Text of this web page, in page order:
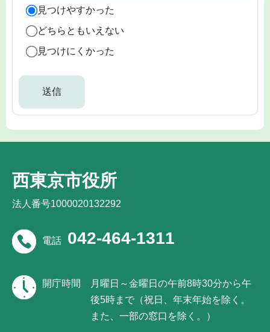
見つけやすかった
どちらともいえない
見つけにくかった
西東京市役所
法人番号1000020132292
電話 042-464-1311
開庁時間
月曜日～金曜日の午前8時30分から午
後5時まで（祝日、年末年始を除く。
また、一部の窓口を除く。）